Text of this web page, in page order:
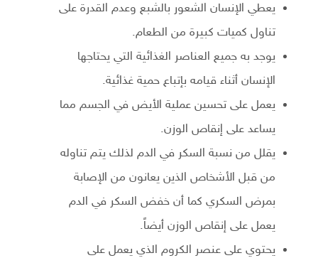
يعطي الإنسان الشعور بالشبع وعدم القدرة على
تناول كميات كبيرة من الطعام.
يوجد به جميع العناصر الغذائية التي يحتاجها
الإنسان أثناء قيامه بإتباع حمية غذائية.
يعمل على تحسين عملية الأيض في الجسم مما
يساعد على إنقاص الوزن.
يقلل من نسبة السكر في الدم لذلك يتم تناوله
من قبل الأشخاص الذين يعانون من الإصابة
بمرض السكري كما أن خفض السكر في الدم
يعمل على إنقاص الوزن أيضاً.
يحتوي على عنصر الكروم الذي يعمل على